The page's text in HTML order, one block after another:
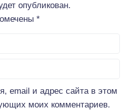
опубликован.
*
email и адрес сайта в этом
моих комментариев.